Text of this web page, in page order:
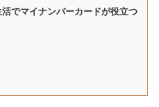
活でマイナンバーカードが役立つ